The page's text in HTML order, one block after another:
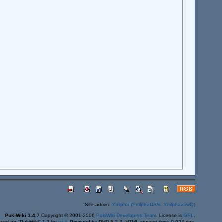
Site admin:Ymlpha (YmlphaDS/s, Ymlphaz5wQ)
PukiWiki 1.4.7 Copyright © 2001-2006 PukiWiki Developers Team. License isGPL.